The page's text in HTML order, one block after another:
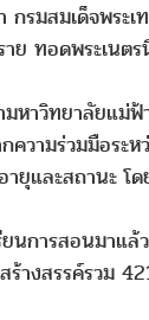
มสมเด็จพระ
าย ทอดพระเ
หาวิทยาลัยแ
ามร่วมมือระ
และสถานะ โ
การสอนมา
างสรรค์รวม